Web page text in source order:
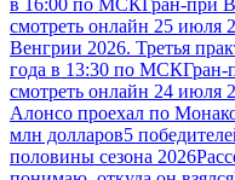
в 16:00 по МСКГран-при
смотреть онлайн 25 июля
Венгрии 2026. Третья
года в 13:30 по МСКГран-
смотреть онлайн 24 июля
Алонсо проехал по
млн долларов5
половины сезона 2026